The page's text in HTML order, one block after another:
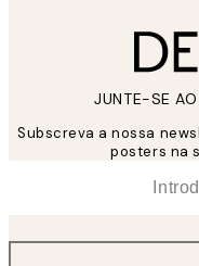
JUNTE-SE
Subscreva a nossa
posters na